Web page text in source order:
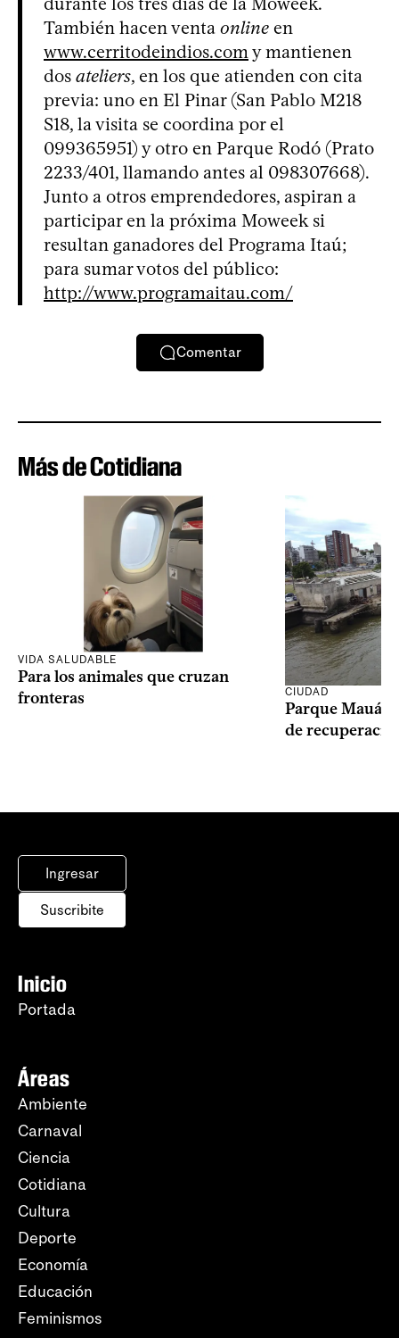
También hacen venta online en
www.cerritodeindios.com y mantienen
dos ateliers, en los que atienden con cita
previa: uno en El Pinar (San Pablo M218
S18, la visita se coordina por el
099365951) y otro en Parque Rodó (Prato
2233/401, llamando antes al 098307668).
Junto a otros emprendedores, aspiran a
participar en la próxima Moweek si
resultan ganadores del Programa Itaú;
para sumar votos del público:
http://www.programaitau.com/
Comentar
Más de Cotidiana
VIDA SALUDABLE
Para los animales que cruzan
fronteras
CIUDAD
Parque Mauá
de
Ingresar
Suscribite
Inicio
Portada
Áreas
Ambiente
Carnaval
Ciencia
Cotidiana
Cultura
Deporte
Economía
Educación
Feminismos